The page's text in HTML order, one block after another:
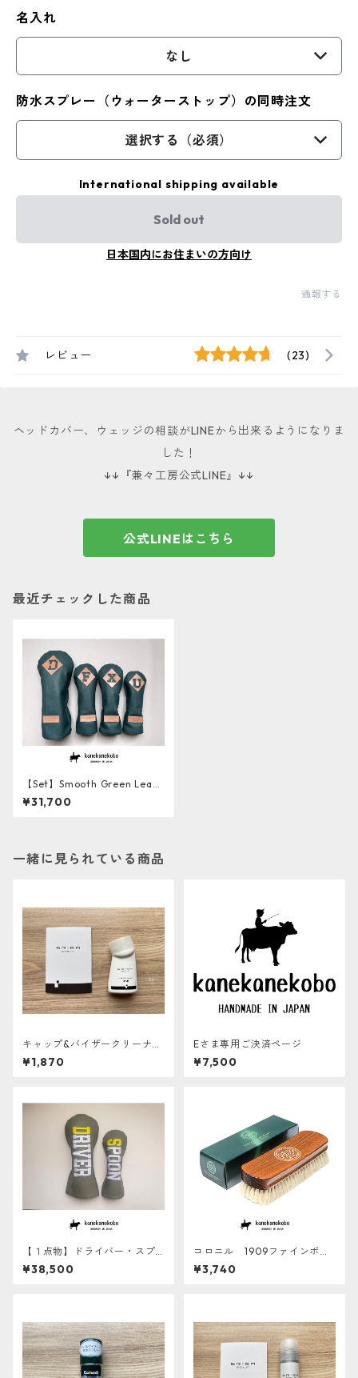
名入れ
なし
防水スプレー（ウォーターストップ）の同時注文
選択する（必須）
International shipping available
Sold out
日本国内にお住まいの方向け
通報する
レビュー (23)
ヘッドカバー、ウェッジの相談がLINEから出来るようになりま
した！
↓↓『兼々工房公式LINE』↓↓
公式LINEはこちら
最近チェックした商品
【Set】Smooth Green Leath
er ソフト牛革ヘッドカバー４
本セット
¥31,700
一緒に見られている商品
キャップ&バイザークリーナ
ー BRIGA GOLF
¥1,870
Eさま専用ご決済ページ
¥7,500
【１点物】ドライバー・スプ
ーン用ヘッドカバー『DRIVE
R・SPOON』 防水加工羊
¥38,500
コロニル 1909ファインポリ
ッシングブラシ
¥3,740